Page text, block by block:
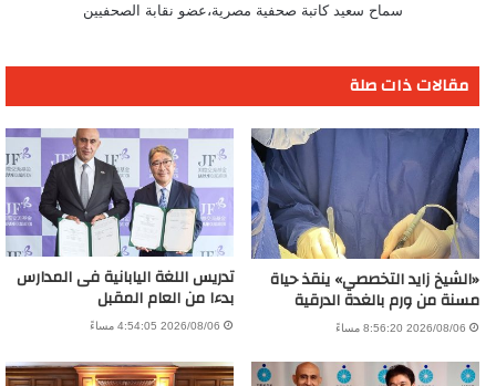
سماح سعيد كاتبة صحفية مصرية،عضو نقابة الصحفيين
مقالات ذات صلة
«الشيخ زايد التخصصي» ينقذ حياة
مسنة من ورم بالغدة الدرقية
2026/08/06 8:56:20 مساءً
تدريس اللغة اليابانية فى المدارس
بدءا من العام المقبل
2026/08/06 4:54:05 مساءً